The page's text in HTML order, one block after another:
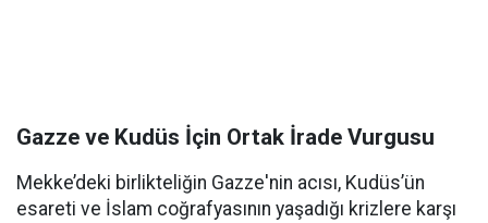
Gazze ve Kudüs İçin Ortak İrade Vurgusu
Mekke’deki birlikteliğin Gazze'nin acısı, Kudüs’ün
esareti ve İslam coğrafyasının yaşadığı krizlere karşı